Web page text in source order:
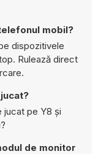
mobil?
dispozitivele
Rulează direct
jucat pe Y8 și
de monitor